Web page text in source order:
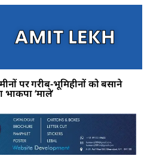
AMIT LEKH
पर गरीब-भूमिहीनों को बसाने
‘माले’